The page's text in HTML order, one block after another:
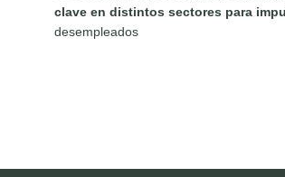
clave en distintos sectores para
desempleados